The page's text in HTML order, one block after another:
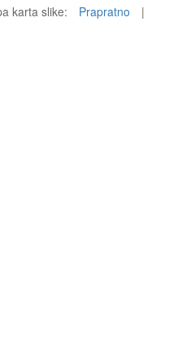
karta slike:
Prapratno
|